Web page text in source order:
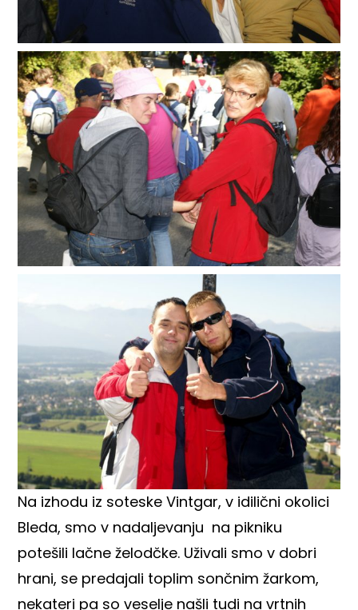
Na izhodu iz soteske Vintgar, v idilični okolici
Bleda, smo v nadaljevanju na pikniku
potešili lačne želodčke. Uživali smo v dobri
hrani, se predajali toplim sončnim žarkom,
nekateri pa so veselje našli tudi na vrtnih